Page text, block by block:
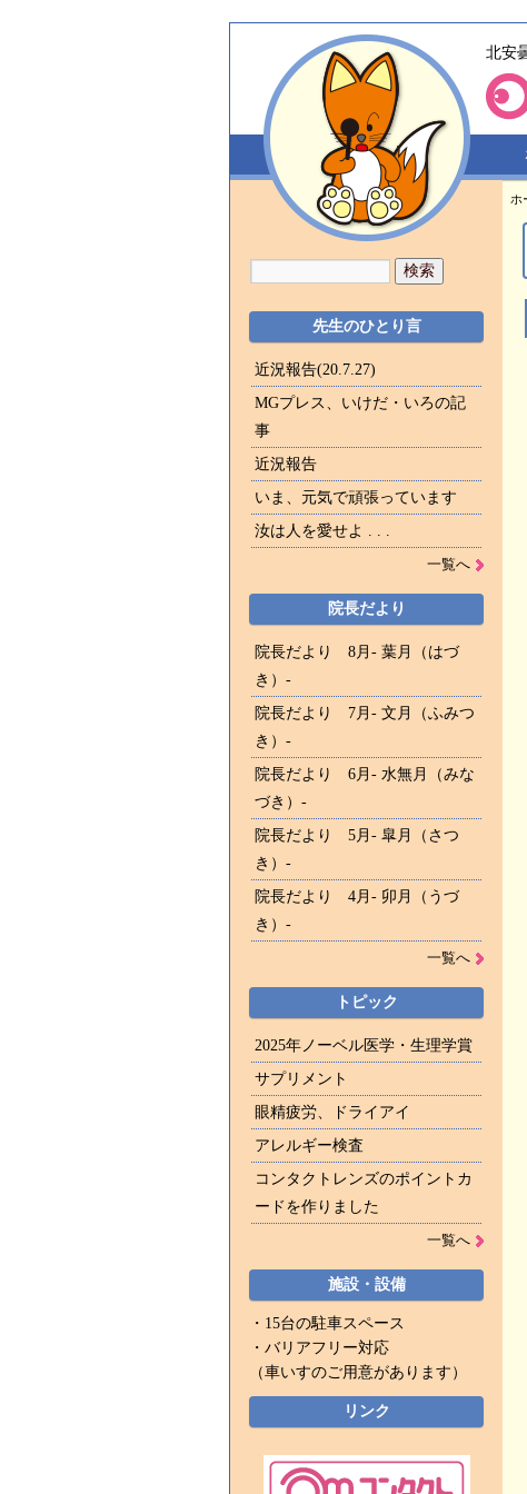
北安
ホ
先生のひとり言
近況報告(20.7.27)
MGプレス、いけだ・いろの記
事
近況報告
いま、元気で頑張っています
汝は人を愛せよ . . .
一覧へ
院長だより
院長だより 8月- 葉月（はづ
き）-
院長だより 7月- 文月（ふみつ
き）-
院長だより 6月- 水無月（みな
づき）-
院長だより 5月- 皐月（さつ
き）-
院長だより 4月- 卯月（うづ
き）-
一覧へ
トピック
2025年ノーベル医学・生理学賞
サプリメント
眼精疲労、ドライアイ
アレルギー検査
コンタクトレンズのポイントカ
ードを作りました
一覧へ
施設・設備
・15台の駐車スペース
・バリアフリー対応
（車いすのご用意があります）
リンク